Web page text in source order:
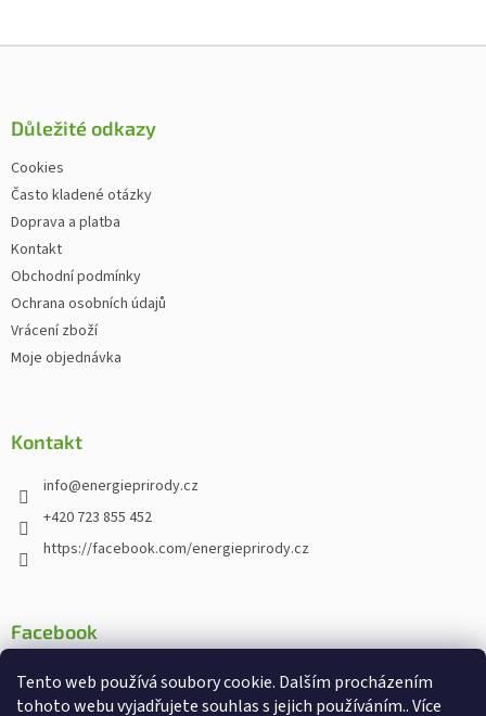
Tento web používá soubory cookie. Dalším procházením
tohoto webu vyjadřujete souhlas s jejich používáním.. Více
Zápatí
Důležité odkazy
Cookies
Často kladené otázky
Doprava a platba
Kontakt
Obchodní podmínky
Ochrana osobních údajů
Vrácení zboží
Moje objednávka
Kontakt
info@energieprirody.cz
+420 723 855 452
https://facebook.com/energieprirody.cz
Facebook